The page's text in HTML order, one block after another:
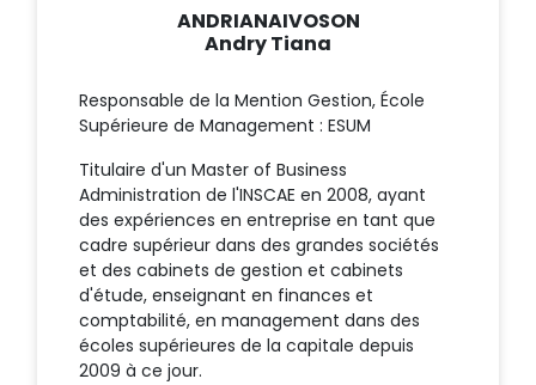
ANDRIANAIVOSON
Andry Tiana
Responsable de la Mention Gestion, École
Supérieure de Management : ESUM
Titulaire d'un Master of Business
Administration de l'INSCAE en 2008, ayant
des expériences en entreprise en tant que
cadre supérieur dans des grandes sociétés
et des cabinets de gestion et cabinets
d'étude, enseignant en finances et
comptabilité, en management dans des
écoles supérieures de la capitale depuis
2009 à ce jour.